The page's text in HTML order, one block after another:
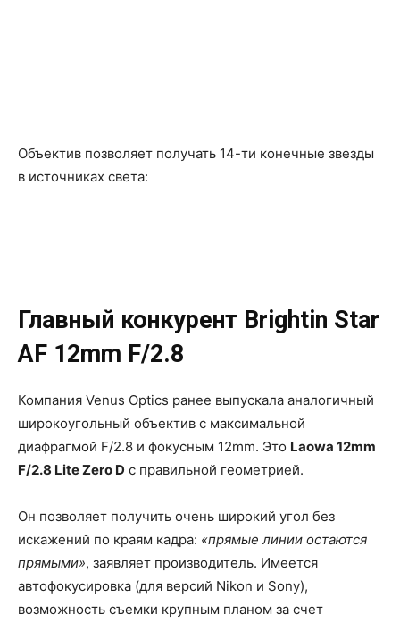
Объектив позволяет получать 14-ти конечные звезды
в источниках света:
Главный конкурент Brightin Star
AF 12mm F/2.8
Компания Venus Optics ранее выпускала аналогичный
широкоугольный объектив с максимальной
диафрагмой F/2.8 и фокусным 12mm. Это Laowa 12mm
F/2.8 Lite Zero D с правильной геометрией.
Он позволяет получить очень широкий угол без
искажений по краям кадра: «прямые линии остаются
прямыми», заявляет производитель. Имеется
автофокусировка (для версий Nikon и Sony),
возможность съемки крупным планом за счет